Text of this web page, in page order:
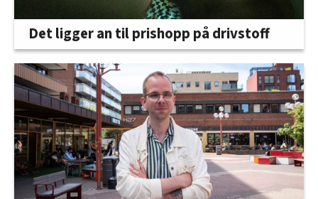
Det ligger an til prishopp på drivstoff